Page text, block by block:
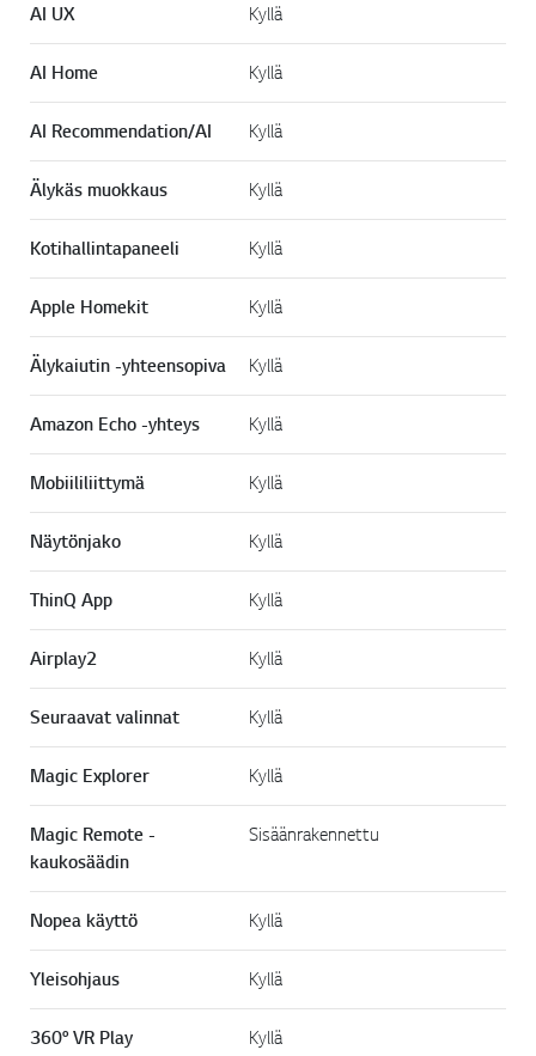
AI UX Kyllä
AI Home Kyllä
AI Recommendation/AI Kyllä
Älykäs muokkaus Kyllä
Kotihallintapaneeli Kyllä
Apple Homekit Kyllä
Älykaiutin -yhteensopiva Kyllä
Amazon Echo -yhteys Kyllä
Mobiililiittymä Kyllä
Näytönjako Kyllä
ThinQ App Kyllä
Airplay2 Kyllä
Seuraavat valinnat Kyllä
Magic Explorer Kyllä
Magic Remote -
kaukosäädin
Sisäänrakennettu
Nopea käyttö Kyllä
Yleisohjaus Kyllä
360° VR Play Kyllä